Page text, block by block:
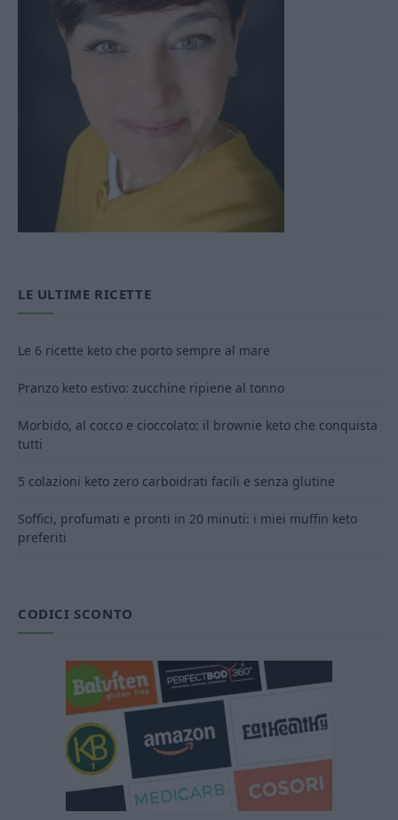
LE ULTIME RICETTE
Le 6 ricette keto che porto sempre al mare
Pranzo keto estivo: zucchine ripiene al tonno
Morbido, al cocco e cioccolato: il brownie keto che conquista
tutti
5 colazioni keto zero carboidrati facili e senza glutine
Soffici, profumati e pronti in 20 minuti: i miei muffin keto
preferiti
CODICI SCONTO